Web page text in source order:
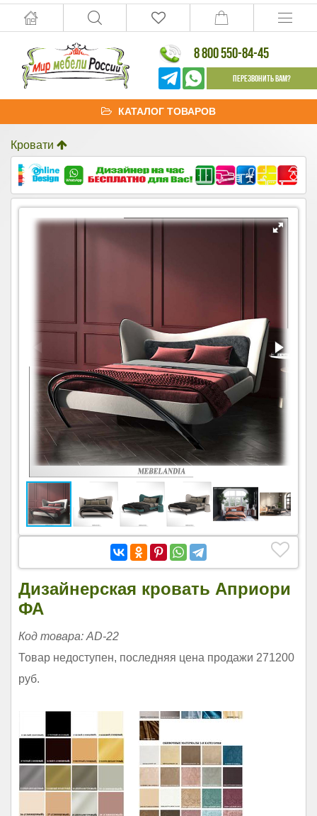
8 800 550-84-45
Перезвонить Вам?
КАТАЛОГ ТОВАРОВ
Кровати
Дизайнерская кровать Априори
ФА
Код товара: AD-22
Товар недоступен, последняя цена продажи 271200
руб.